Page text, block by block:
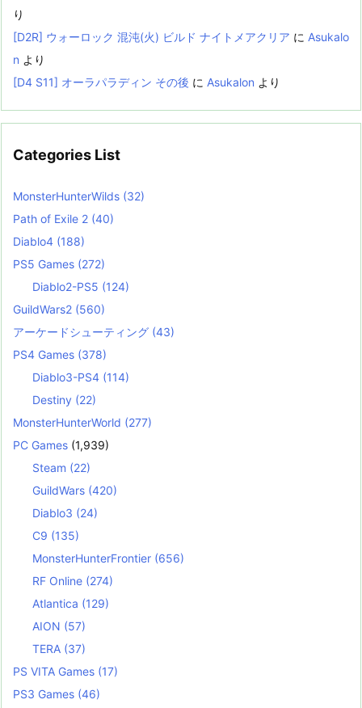
り
[D2R] ウォーロック 混沌(火) ビルド ナイトメアクリア に Asukalo
n より
[D4 S11] オーラパラディン その後 に Asukalon より
Categories List
MonsterHunterWilds (32)
Path of Exile 2 (40)
Diablo4 (188)
PS5 Games (272)
Diablo2-PS5 (124)
GuildWars2 (560)
アーケードシューティング (43)
PS4 Games (378)
Diablo3-PS4 (114)
Destiny (22)
MonsterHunterWorld (277)
PC Games (1,939)
Steam (22)
GuildWars (420)
Diablo3 (24)
C9 (135)
MonsterHunterFrontier (656)
RF Online (274)
Atlantica (129)
AION (57)
TERA (37)
PS VITA Games (17)
PS3 Games (46)